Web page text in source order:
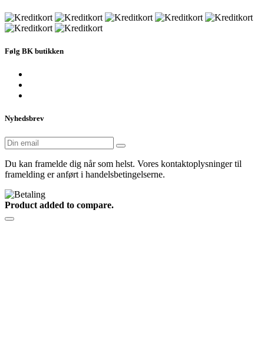
Følg BK butikken
Nyhedsbrev
Du kan framelde dig når som helst. Vores kontaktoplysninger til
framelding er anført i handelsbetingelserne.
Product added to compare.